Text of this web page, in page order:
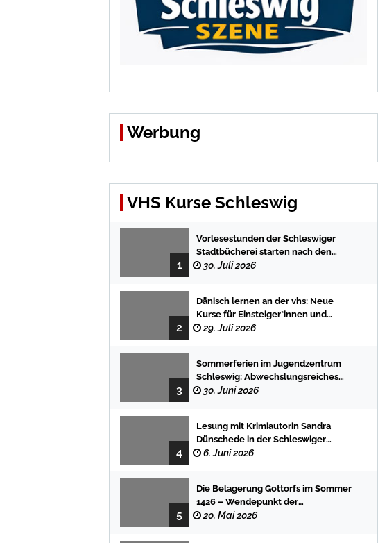
Werbung
VHS Kurse Schleswig
1
Vorlesestunden der Schleswiger
Stadtbücherei starten nach den
Sommerferien mit spannenden
30. Juli 2026
2
Dänisch lernen an der vhs: Neue
Kurse für Einsteiger*innen und
Fortgeschrittene
29. Juli 2026
3
Sommerferien im Jugendzentrum
Schleswig: Abwechslungsreiches
Programm für Kinder und Jugendliche
30. Juni 2026
4
Lesung mit Krimiautorin Sandra
Dünschede in der Schleswiger
Stadtbücherei
6. Juni 2026
5
Die Belagerung Gottorfs im Sommer
1426 – Wendepunkt der
Landesgeschichte
20. Mai 2026